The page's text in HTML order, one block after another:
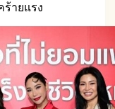
ายแรง